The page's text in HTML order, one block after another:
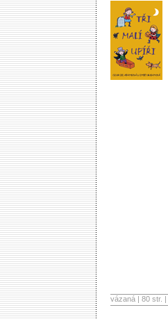
vázaná | 80 str. |